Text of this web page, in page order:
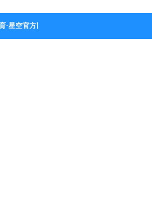
·星空官方网站-星空体育（中国）